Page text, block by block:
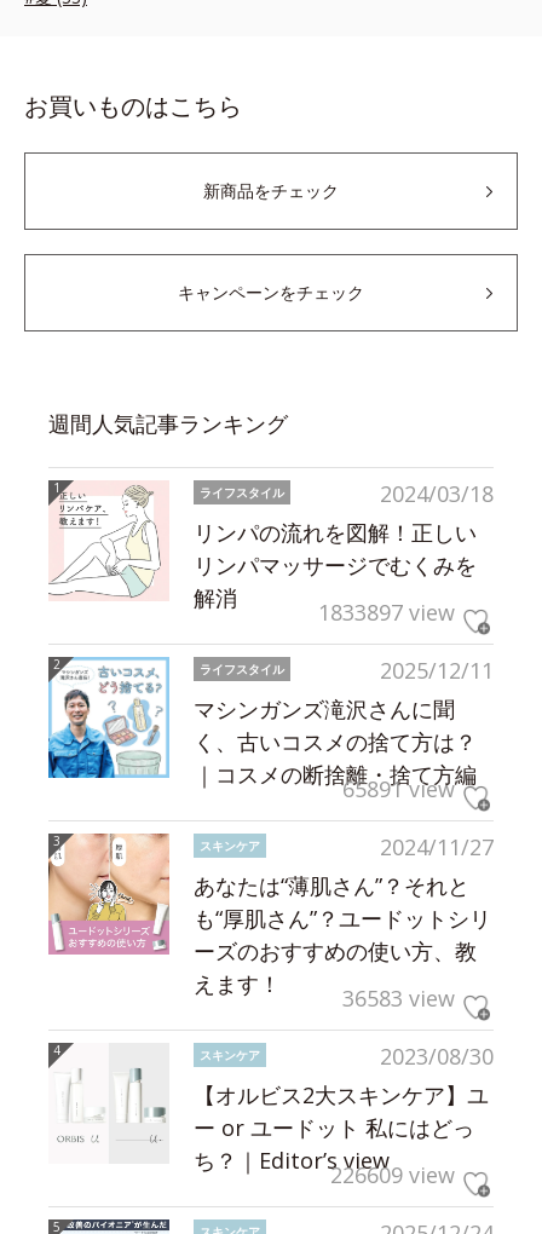
お買いものはこちら
新商品をチェック
キャンペーンをチェック
週間人気記事ランキング
2024/03/18
ライフスタイル
リンパの流れを図解！正しい
リンパマッサージでむくみを
解消
1833897 view
2025/12/11
ライフスタイル
マシンガンズ滝沢さんに聞
く、古いコスメの捨て方は？
｜コスメの断捨離・捨て方編
65891 view
2024/11/27
スキンケア
あなたは“薄肌さん”？それと
も“厚肌さん”？ユードットシリ
ーズのおすすめの使い方、教
えます！
36583 view
2023/08/30
スキンケア
【オルビス2大スキンケア】ユ
ー or ユードット 私にはどっ
ち？｜Editor’s view226609 view